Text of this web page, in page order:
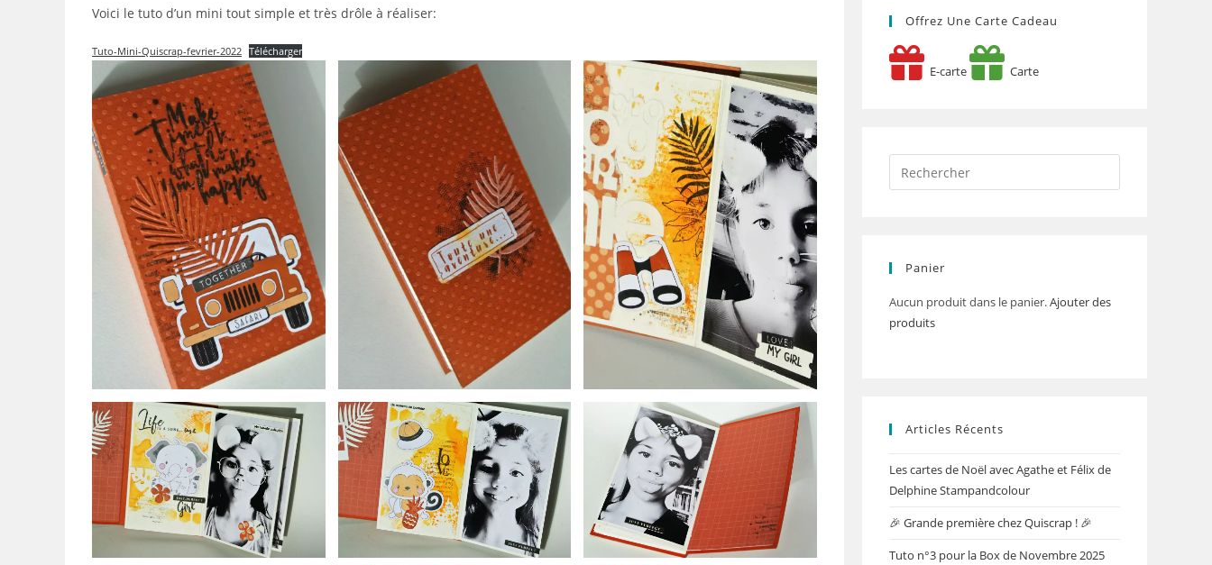
Voici le tuto d’un mini tout simple et très drôle à réaliser:
Tuto-Mini-Quiscrap-fevrier-2022 Télécharger
Offrez Une Carte Cadeau
E-carte Carte
Panier
Aucun produit dans le panier.Ajouter des
produits
Articles Récents
Les cartes de Noël avec Agathe et Félix de
Delphine Stampandcolour
🎉 Grande première chez Quiscrap ! 🎉
Tuto n°3 pour la Box de Novembre 2025